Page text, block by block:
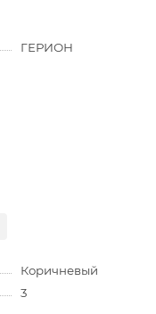
ГЕРИОН
Коричневый
3